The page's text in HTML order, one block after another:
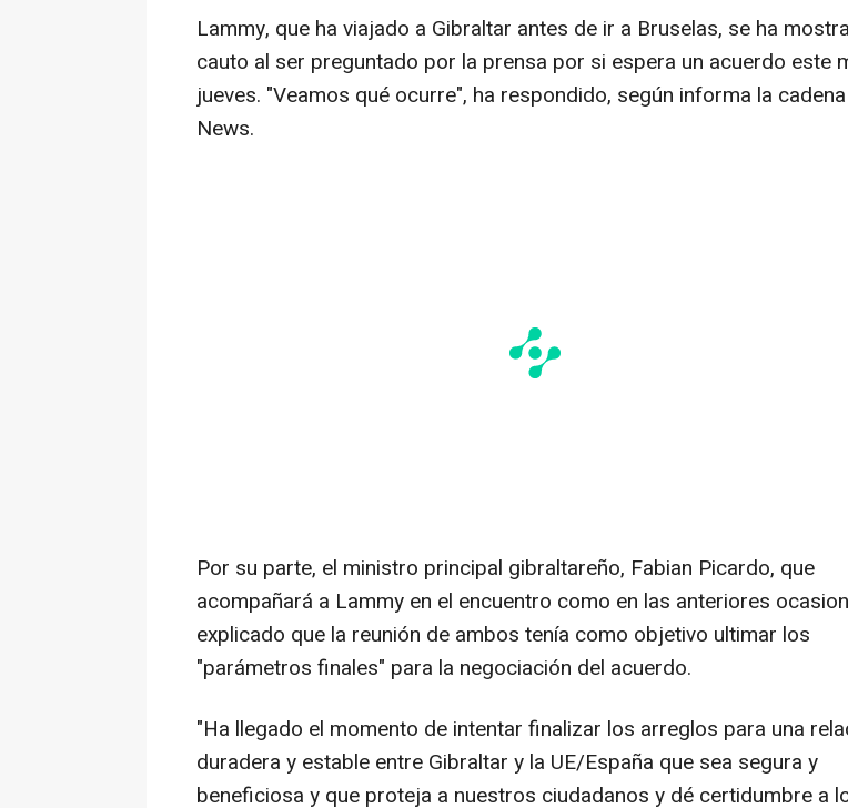
Lammy, que ha viajado a Gibraltar antes de ir a Bruselas, se ha
cauto al ser preguntado por la prensa por si espera un acuerdo este
jueves. "Veamos qué ocurre", ha respondido, según informa la
News.
Por su parte, el ministro principal gibraltareño, Fabian Picardo, que
acompañará a Lammy en el encuentro como en las anteriores
explicado que la reunión de ambos tenía como objetivo ultimar los
"parámetros finales" para la negociación del acuerdo.
"Ha llegado el momento de intentar finalizar los arreglos para una
duradera y estable entre Gibraltar y la UE/España que sea segura y
beneficiosa y que proteja a nuestros ciudadanos y dé certidumbre a